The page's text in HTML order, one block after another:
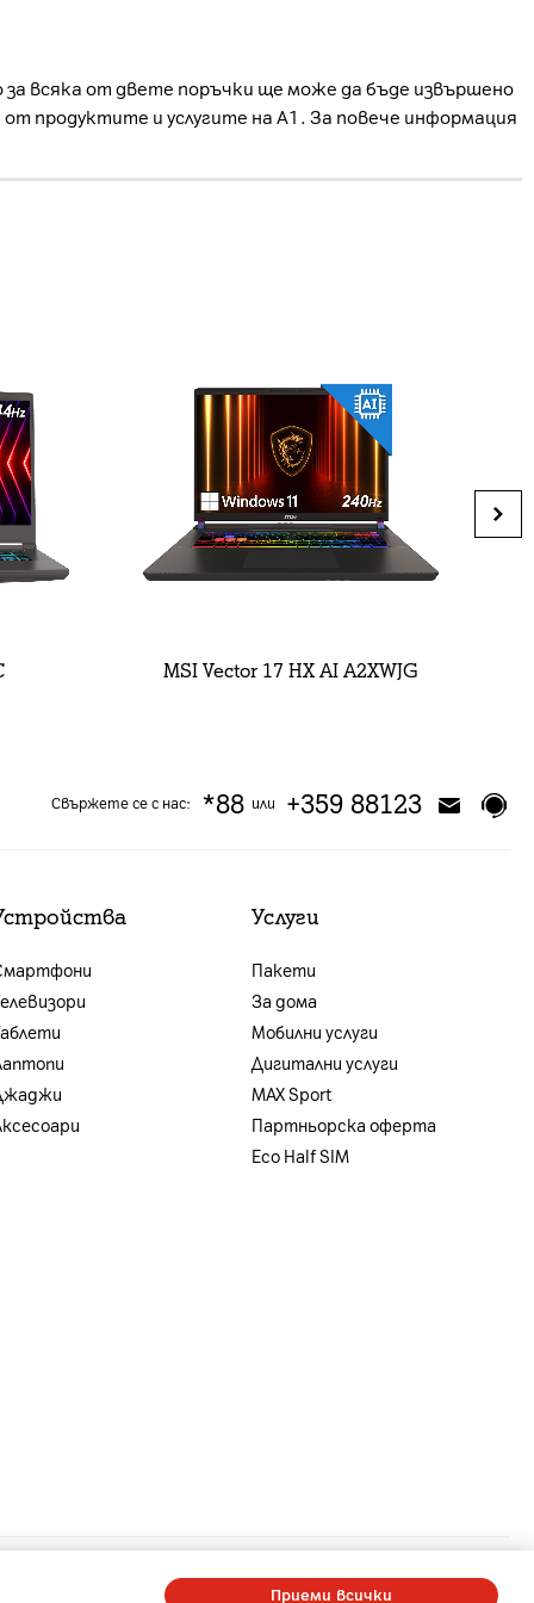
всяка от двете поръчки ще може да бъде извършено
продуктите и услугите на А1. За повече информация
MSI Vector 17 HX AI A2XWJG
Свържете се с нас: *88 или +359 88123
Услуги
Пакети
За дома
Мобилни услуги
Дигитални услуги
MAX Sport
Партньорска оферта
Eco Half SIM
Member of A1 Group
Приеми всички